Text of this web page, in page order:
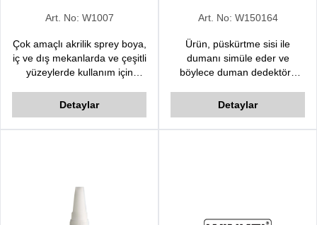
Art. No: W1007
Çok amaçlı akrilik sprey boya,
iç ve dış mekanlarda ve çeşitli
yüzeylerde kullanım için
üstün örtülücülük kalitesine
sahiptir.
Detaylar
Art. No: W150164
Ürün, püskürtme sisi ile
dumanı simüle eder ve
böylece duman dedektörü
kontrol edilmesini sağlar.
Detaylar